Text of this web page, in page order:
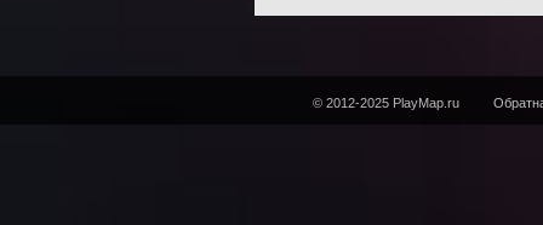
© 2012-2025 PlayMap.ru